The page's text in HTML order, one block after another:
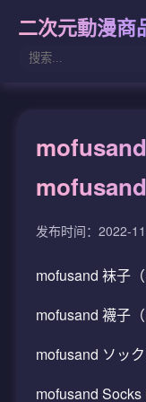
二次元動漫商
发布时间：2022-
mofusand 袜子（
mofusand 襪子（
mofusand ソッ
mofusand Socks